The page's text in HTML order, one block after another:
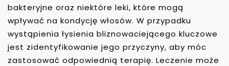
bakteryjne oraz niektóre leki, które mogą
wpływać na kondycję włosów. W przypadku
wystąpienia łysienia bliznowaciejącego kluczowe
jest zidentyfikowanie jego przyczyny, aby móc
zastosować odpowiednią terapię. Leczenie może